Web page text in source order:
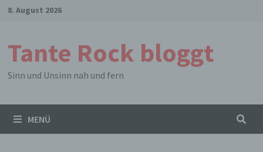
Zum8. August 2026
Tante Rock bloggt
Sinn und Unsinn nah und fern
MENÜ